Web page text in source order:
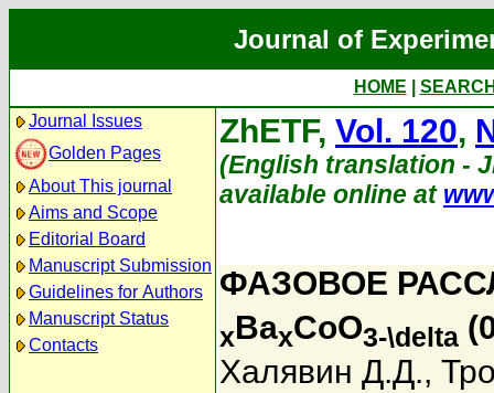
Journal of
HOME
Journal Issues
Golden Pages
About This journal
Aims and Scope
Editorial Board
Manuscript Submission
Guidelines for Authors
Manuscript Status
Contacts
ZhETF, Vol. 120,
(English translation -
available online at
ФАЗОВОЕ
xBaxCoO3-\delta
Халявин Д.Д.,